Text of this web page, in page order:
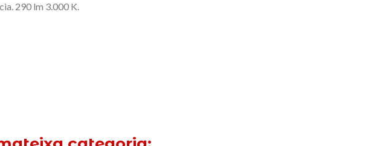
290 lm 3.000 K.